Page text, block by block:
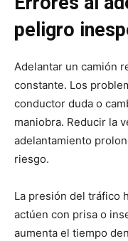
peligro
Adelantar un camión
constante. Los
conductor duda o
maniobra. Reducir la
adelantamiento
riesgo.
La presión del tráfico
actúen con prisa o
aumenta el tiempo